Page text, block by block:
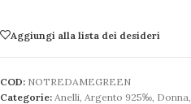
Aggiungi alla lista dei desideri
COD: NOTREDAMEGREEN
Categorie: Anelli, Argento 925‰, Donna,